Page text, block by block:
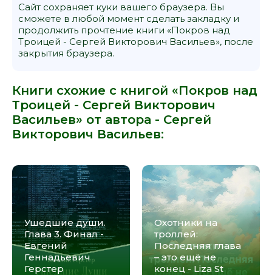
Сайт сохраняет куки вашего браузера. Вы
сможете в любой момент сделать закладку и
продолжить прочтение книги «Покров над
Троицей - Сергей Викторович Васильев», после
закрытия браузера.
Книги схожие с книгой «Покров над
Троицей - Сергей Викторович
Васильев» от автора - Сергей
Викторович Васильев:
Ушедшие души.
Глава 3. Финал -
Евгений
Геннадьевич
Герстер
Охотники на
троллей:
Последняя глава
– это ещё не
конец - Liza St